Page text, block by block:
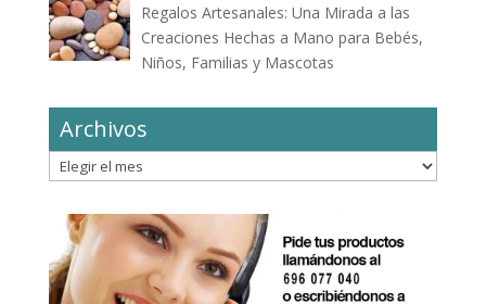
Regalos Artesanales: Una Mirada a las
Creaciones Hechas a Mano para Bebés,
Niños, Familias y Mascotas
Archivos
Archivos